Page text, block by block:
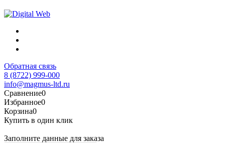
Обратная связь
8 (8722) 999-000
info@magmus-ltd.ru
Сравнение0
Избранное0
Корзина0
Купить в один клик
Заполните данные для заказа